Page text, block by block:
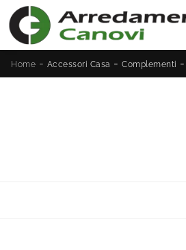
Home - Accessori Casa - Complementi -